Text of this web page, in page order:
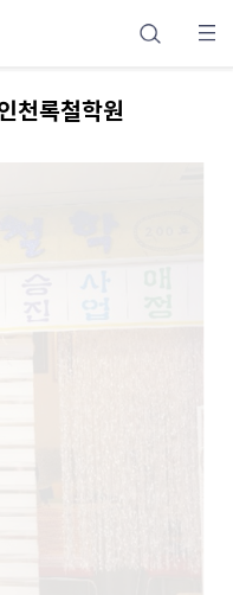
천록철학원